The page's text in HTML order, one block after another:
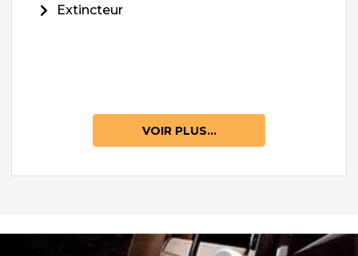
Extincteur
VOIR PLUS...